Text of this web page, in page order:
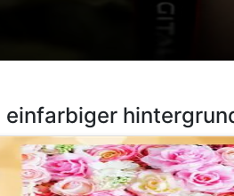
einfarbiger